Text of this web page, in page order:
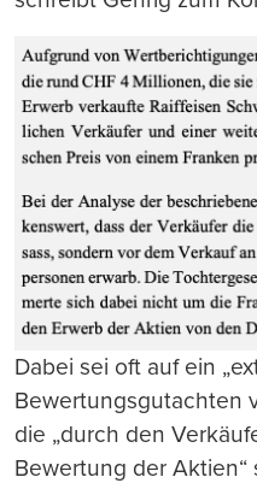
Dabei sei oft auf ein
Bewertungsgutachten
die „durch den
Bewertung der Aktien“